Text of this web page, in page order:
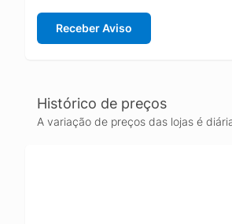
Receber Aviso
Histórico de preços
A variação de preços das lojas é